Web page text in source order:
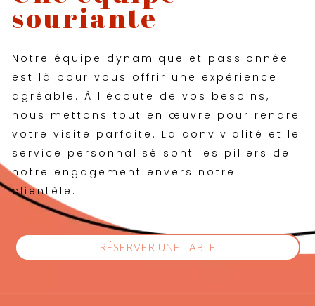
souriante
Notre équipe dynamique et passionnée
est là pour vous offrir une expérience
agréable. À l'écoute de vos besoins,
nous mettons tout en œuvre pour rendre
votre visite parfaite. La convivialité et le
service personnalisé sont les piliers de
notre engagement envers notre
clientèle.
RÉSERVER UNE TABLE